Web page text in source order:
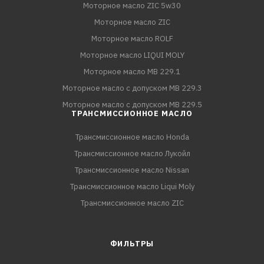
Моторное масло ZIC 5w30
Моторное масло ZIC
Моторное масло ROLF
Моторное масло LIQUI MOLY
Моторное масло MB 229.1
Моторное масло с допуском MB 229.3
Моторное масло с допуском MB 229.5
ТРАНСМИССИОННОЕ МАСЛО
Трансмиссионное масло Honda
Трансмиссионное масло Лукойл
Трансмиссионное масло Nissan
Трансмиссионное масло Liqui Moly
Трансмиссионное масло ZIC
ФИЛЬТРЫ